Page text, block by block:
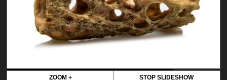
ZOOM + STOP SLIDESHOW